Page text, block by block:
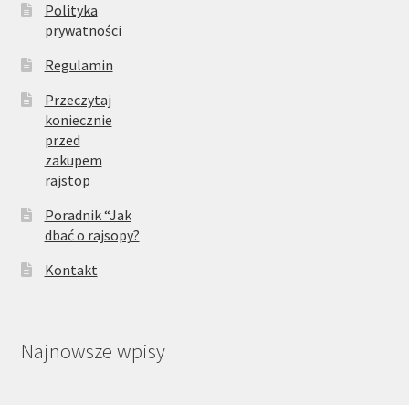
Polityka
prywatności
Regulamin
Przeczytaj
koniecznie
przed
zakupem
rajstop
Poradnik “Jak
dbać o rajsopy?
Kontakt
Najnowsze wpisy